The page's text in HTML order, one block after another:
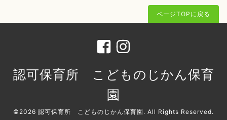
ページTOPに戻る
認可保育所 こどものじかん保育
園
©2026 認可保育所 こどものじかん保育園 . All Rights Reserved.